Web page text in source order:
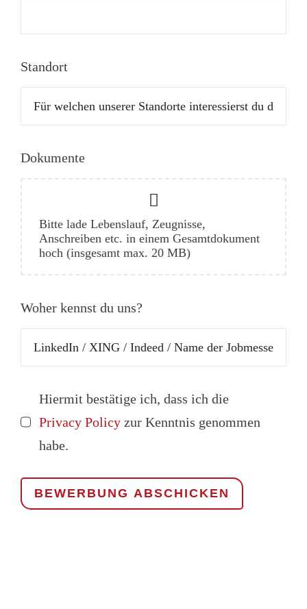
Standort
Dokumente
Bitte lade Lebenslauf, Zeugnisse,
Anschreiben etc. in einem Gesamtdokument
hoch (insgesamt max. 20 MB)
Woher kennst du uns?
Hiermit bestätige ich, dass ich die
Privacy Policyzur Kenntnis genommen
habe.
BEWERBUNG ABSCHICKEN